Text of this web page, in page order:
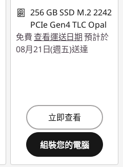
256 GB SSD M.2 2242
PCIe Gen4 TLC Opal
免費 查看運送日期預計於
08月21日(週五)送達
立即查看
組裝您的電腦